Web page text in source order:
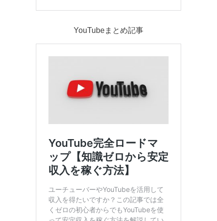
YouTubeまとめ記事